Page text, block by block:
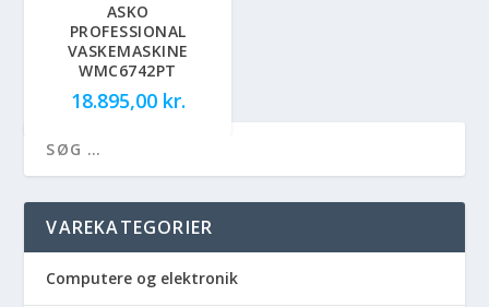
ASKO
PROFESSIONAL
VASKEMASKINE
WMC6742PT
18.895,00 kr.
VAREKATEGORIER
Computere og elektronik